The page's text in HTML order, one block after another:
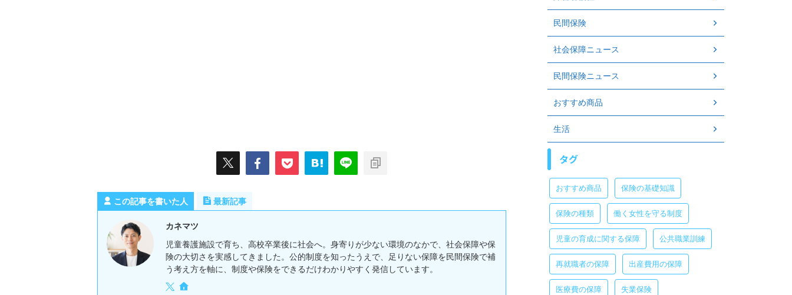
この記事を書いた人 最新記事
カネマツ
児童養護施設で育ち、高校卒業後に社会へ。身寄りが少ない環境のなかで、社会保障や保
険の大切さを実感してきました。公的制度を知ったうえで、足りない保障を民間保険で補
う考え方を軸に、制度や保険をできるだけわかりやすく発信しています。
民間保険
社会保障ニュース
民間保険ニュース
おすすめ商品
生活
タグ
おすすめ商品 保険の基礎知識
保険の種類 働く女性を守る制度
児童の育成に関する保障 公共職業訓練
再就職者の保障 出産費用の保障
医療費の保障 失業保険